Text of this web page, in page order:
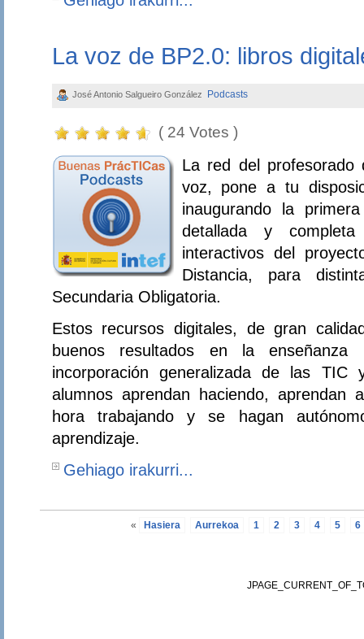
La voz de BP2.0: libros
José Antonio Salgueiro González Podcasts
( 24 Votes )
La red del
voz, pone a tu
inaugurando la
detallada y
interactivos del
Distancia, para
Secundaria Obligatoria.
Estos recursos digitales, de gran
buenos resultados en la enseñanza
incorporación generalizada de las TIC
alumnos aprendan haciendo, aprendan
hora trabajando y se hagan
aprendizaje.
Gehiago irakurri...
« Hasiera Aurrekoa 1 2 3 4 5 6